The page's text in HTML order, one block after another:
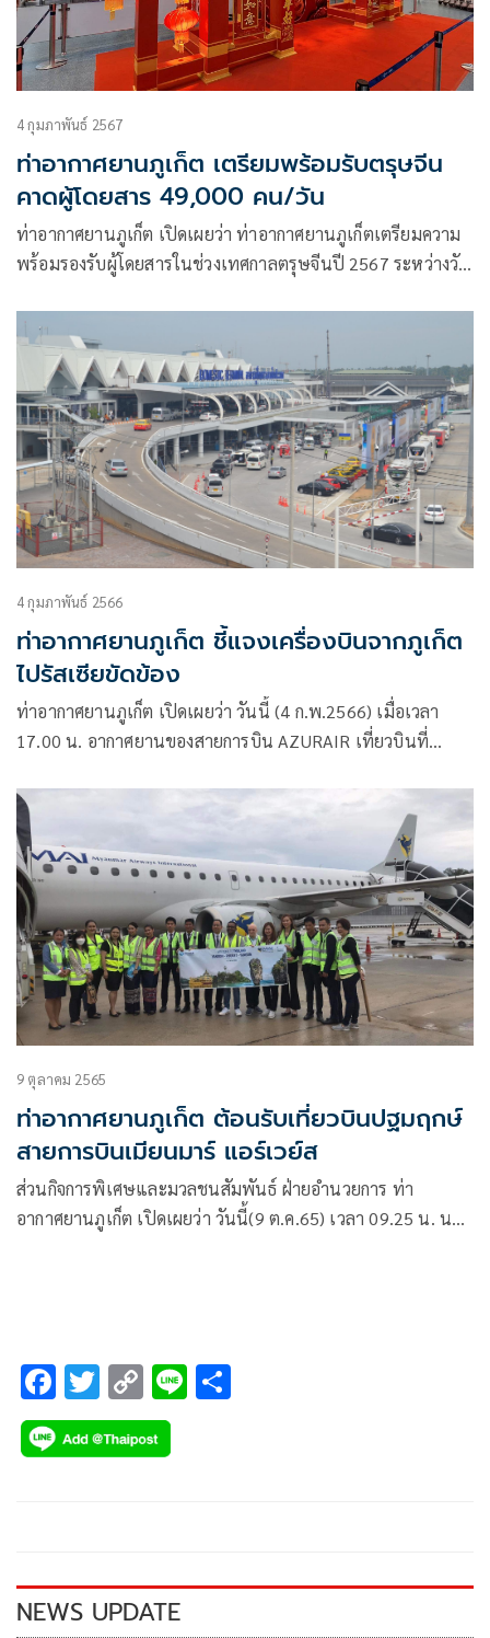
4 กุมภาพันธ์ 2567
ท่าอากาศยานภูเก็ต เตรียมพร้อมรับตรุษจีน
คาดผู้โดยสาร 49,000 คน/วัน
ท่าอากาศยานภูเก็ต เปิดเผยว่า ท่าอากาศยานภูเก็ตเตรียมความ
พร้อมรองรับผู้โดยสารในช่วงเทศกาลตรุษจีนปี 2567 ระหว่างวัน
ผ่านท่าอากาศยานภูเก็ตเฉลี่ยวันละประมาณ 49,000 คน
4 กุมภาพันธ์ 2566
ท่าอากาศยานภูเก็ต ชี้แจงเครื่องบินจากภูเก็ต
ไปรัสเซียขัดข้อง
ท่าอากาศยานภูเก็ต เปิดเผยว่า วันนี้ (4 ก.พ.2566) เมื่อเวลา
17.00 น. อากาศยานของสายการบิน AZURAIR เที่ยวบินที่
อากาศยานมอสโก ประเทศ
9 ตุลาคม 2565
ท่าอากาศยานภูเก็ต ต้อนรับเที่ยวบินปฐมฤกษ์
สายการบินเมียนมาร์ แอร์เวย์ส
ส่วนกิจการพิเศษและมวลชนสัมพันธ์ ฝ่ายอำนวยการ ท่า
อากาศยานภูเก็ต เปิดเผยว่า วันนี้(9 ต.ค.65) เวลา 09.25 น. นาย
F
ac
e
k
T
wi
tt
C
o
p
k
Li
NEWS UPDATE